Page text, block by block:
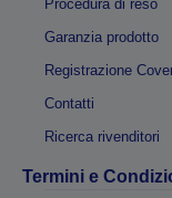
Procedura di reso
Garanzia prodotto
Registrazione
Contatti
Ricerca rivenditori
Termini e